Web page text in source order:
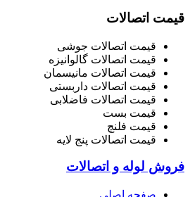
قیمت اتصالات
قیمت اتصالات جوشی
قیمت اتصالات گالوانیزه
قیمت اتصالات مانیسمان
قیمت اتصالات داربستی
قیمت اتصالات فاضلابی
قیمت بست
قیمت فلنچ
قیمت اتصالات پنج لایه
فروش لوله و اتصالات
صفحه اصلی